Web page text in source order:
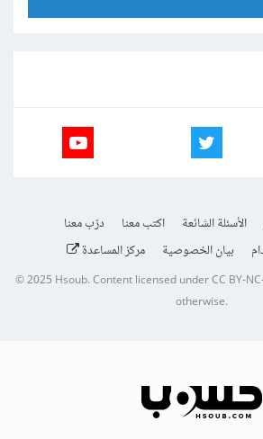
الأسئلة الشائعة اكتب معنا
درّب معنا
بيان الخصوصية مركز المساعدة
© 2025Hsoub.Content licensed underCC BY-
otherwise.